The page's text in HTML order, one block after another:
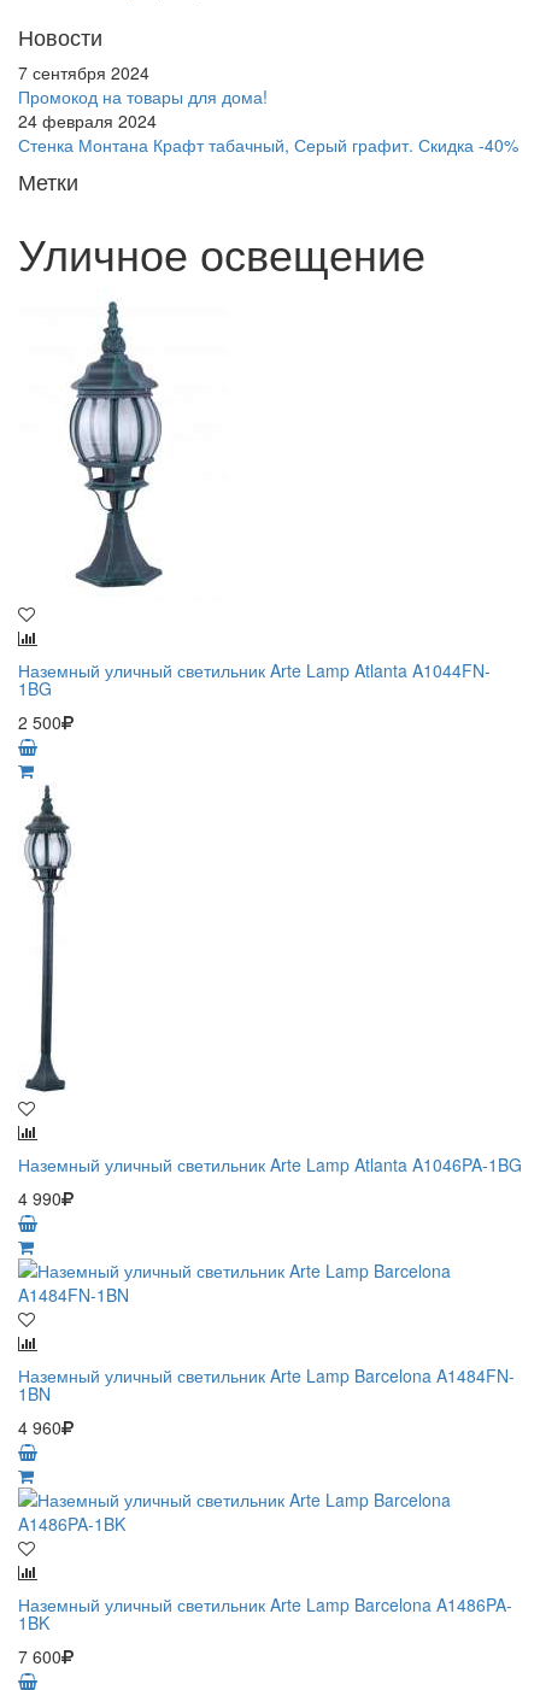
Новости
7 сентября 2024
Промокод на товары для дома!
24 февраля 2024
Стенка Монтана Крафт табачный, Серый графит. Скидка -40%
Метки
Уличное освещение
Наземный уличный светильник Arte Lamp Atlanta A1044FN-
1BG
2 500
Наземный уличный светильник Arte Lamp Atlanta A1046PA-1BG
4 990
Наземный уличный светильник Arte Lamp Barcelona A1484FN-
1BN
4 960
Наземный уличный светильник Arte Lamp Barcelona A1486PA-
1BK
7 600